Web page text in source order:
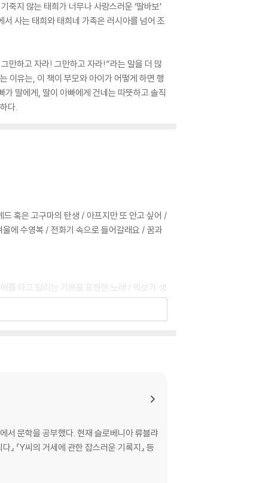
지 않는 태희가 너무나 사랑스러운 ‘딸바보’
사는 태희와 태희네 가족은 러시아를 넘어 조
만하고 자라! 그만하고 자라!”라는 말을 더 많
이유는, 이 책이 부모와 아이가 어떻게 하면 행
딸에게, 딸이 아빠에게 건네는 따뜻하고 솔직
다.
혹은 고구마의 탄생 / 아프지만 또 안고 싶어 /
에 수영복 / 전화기 속으로 들어갈래요 / 꿈과
를 타고 달리는 기분을 표현한 노래 / 먹보가 생
짜로 아빠의 삶이 영원할 수 있다면 / 이것이야
활 편
0 / 식성은 다르지만 괜찮아 / 개콘 단체 관
드 호수에서 인형 놀이를 / 세월호 그리고 함
괜찮아요 / 그림에 소질 / 성적표의 의미 / 스쿠
활 편
서 문학을 공부했다. 현재 슬로베니아 류블랴
』 『Y씨의 거세에 관한 잡스러운 기록지』 등